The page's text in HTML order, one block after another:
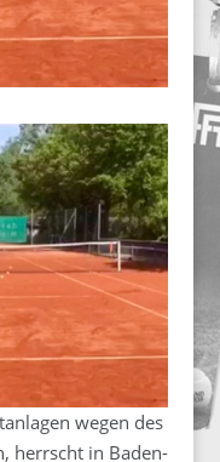
wegen des
herrscht in Baden-